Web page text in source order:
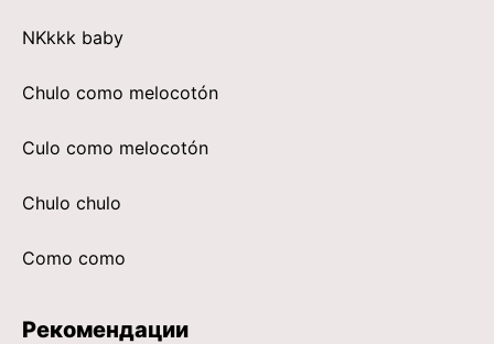
NKkkk baby
Chulo como melocotón
Culo como melocotón
Chulo chulo
Como como
Рекомендации